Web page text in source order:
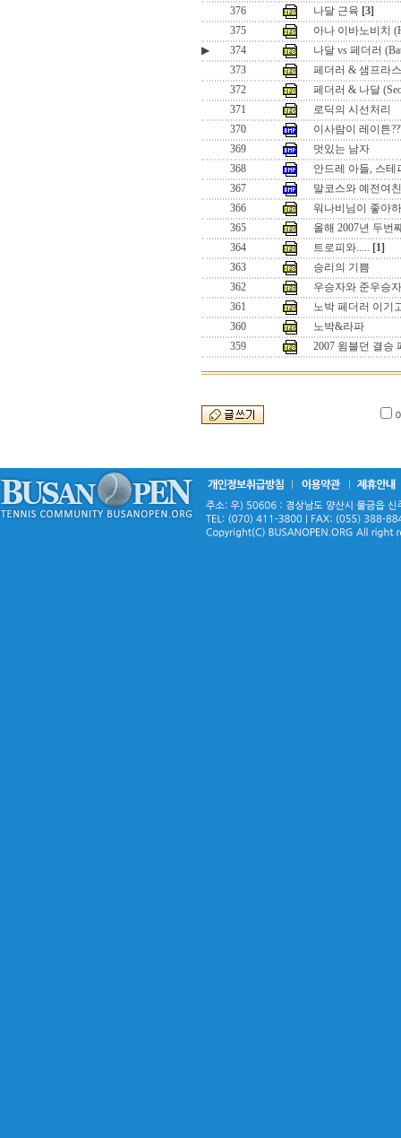
376
나달 근육 [3]
375
아나 이바노비치
▶
374
나달 vs 페더러
373
페더러 & 샘프라
372
페더러 & 나달
371
로딕의 시선처리
370
이사람이 레이튼
369
멋있는 남자
368
안드레 아들, 스테
367
말코스와 예전여친
366
워나비님이 좋아
365
올해 2007년 두번
364
트로피와..... [1]
363
승리의 기쁨
362
우승자와 준우승자
361
노박 페더러 이기
360
노박&라파
359
2007 윔블던 결승